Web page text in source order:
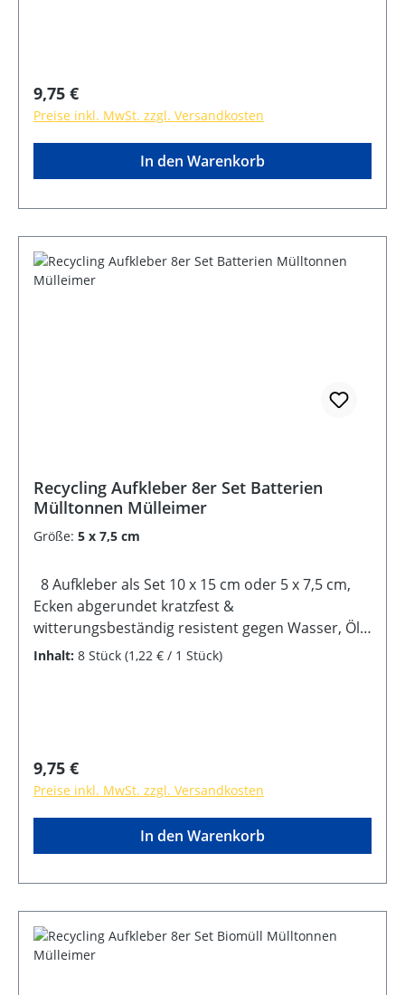
Regulärer Preis:
9,75 €
Preise inkl. MwSt. zzgl. Versandkosten
In den Warenkorb
Recycling Aufkleber 8er Set Batterien
Mülltonnen Mülleimer
Größe: 5 x 7,5 cm
Ecken abgerundet kratzfest &
witterungsbeständig resistent gegen Wasser, Öl,
Reinigungsmittel selbstklebende Rückseite
Inhalt: 8 Stück (1,22 € / 1 Stück)
Regulärer Preis:
9,75 €
Preise inkl. MwSt. zzgl. Versandkosten
In den Warenkorb